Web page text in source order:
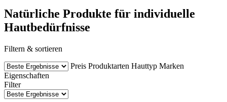
Natürliche Produkte für individuelle
Hautbedürfnisse
Filtern & sortieren
Preis Produktarten Hauttyp Marken
Eigenschaften
Filter